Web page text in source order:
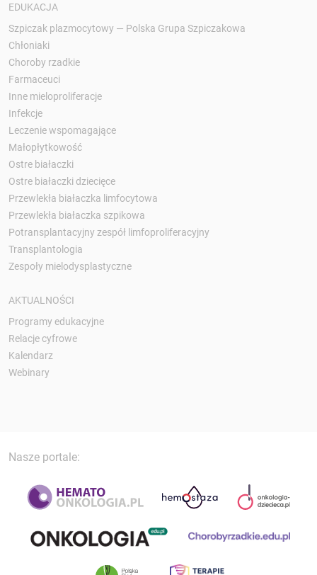
EDUKACJA
Szpiczak plazmocytowy — Polska Grupa Szpiczakowa
Chłoniaki
Choroby rzadkie
Farmaceuci
Inne mieloproliferacje
Infekcje
Leczenie wspomagające
Małopłytkowość
Ostre białaczki
Ostre białaczki dziecięce
Przewlekła białaczka limfocytowa
Przewlekła białaczka szpikowa
Potransplantacyjny zespół limfoproliferacyjny
Transplantologia
Zespoły mielodysplastyczne
AKTUALNOŚCI
Programy edukacyjne
Relacje cyfrowe
Kalendarz
Webinary
Nasze portale: